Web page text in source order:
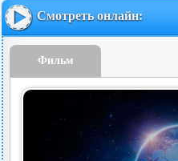
Смотреть онлайн:
Фильм